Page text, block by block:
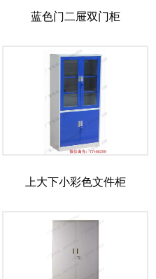
蓝色门二屉双门柜
上大下小彩色文件柜